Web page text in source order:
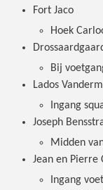
Fort Jaco
Hoek
Bij
Lados
Ingang
Joseph
Midden
Jean en Pierre
Ingang